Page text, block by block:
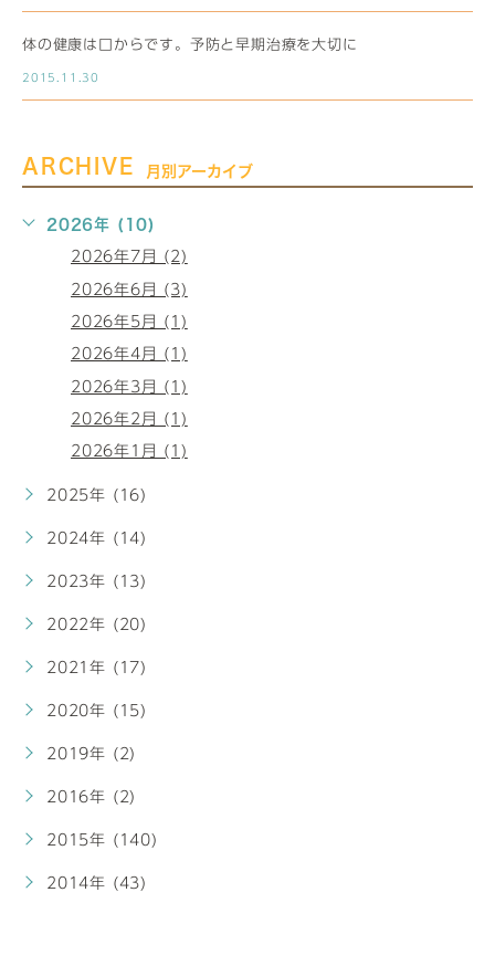
体の健康は口からです。予防と早期治療を大切に
2015.11.30
ARCHIVE 月別アーカイブ
2026年 (10)
2026年7月 (2)
2026年6月 (3)
2026年5月 (1)
2026年4月 (1)
2026年3月 (1)
2026年2月 (1)
2026年1月 (1)
2025年 (16)
2024年 (14)
2023年 (13)
2022年 (20)
2021年 (17)
2020年 (15)
2019年 (2)
2016年 (2)
2015年 (140)
2014年 (43)